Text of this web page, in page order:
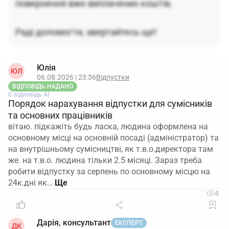
Не можна самовільно «закривати» або
дитини.Лише медзаклад може змінити медичні
пологах.
Повернення коштів до ПФУ або з працівниці
вимагати не слід.Це створюватиме безпідставні
претензії до працівниці і може спричинити
конфлікти з контролюючими органами, оскільки
законодавчої підстави для такого повернення
немає.
Підсумково, роботодавець фіксує трагічну подію
лише через надані працівницею документи для
відпустки та допомоги по вагітності та пологах.
повернення вже виплачених коштів.
Раді допомогти, звертайтесь ще!
ЮЛ Юлія
06.08.2026 | 23:36Відпустки
ВІДПОВІДЬ НАДАНО
Є відповідь АІ
Порядок нарахування відпустки для сумісників
та основних працівників
вітаю. підкажіть будь ласка, людина оформлена на
основному місці на основній посаді (адміністратор) та
на внутрішньому сумісництві, як т.в.о.директора там
же. на т.в.о. людина тільки 2.5 місяці. Зараз треба
робити відпустку за серпень по основному місцю на
24к.дні як…
4
ДК Дарія, консультант ЕКСПЕРТ